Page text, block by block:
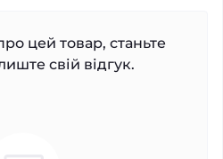
цей товар, станьте
свій відгук.